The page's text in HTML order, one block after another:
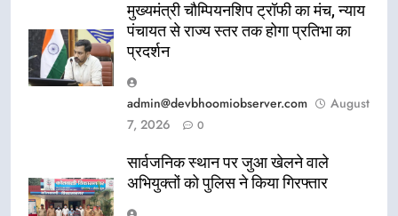
मुख्यमंत्री चौम्पियनशिप ट्रॉफी का मंच, न्याय
पंचायत से राज्य स्तर तक होगा प्रतिभा का
प्रदर्शन
admin@devbhoomiobserver.com
August
7, 2026
0
सार्वजनिक स्थान पर जुआ खेलने वाले
अभियुक्तों को पुलिस ने किया गिरफ्तार